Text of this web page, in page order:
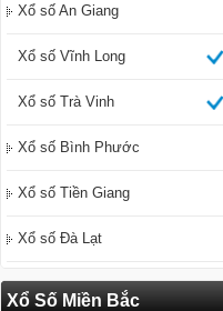
Xổ số An Giang
Xổ số Vĩnh Long
Xổ số Trà Vinh
Xổ số Bình Phước
Xổ số Tiền Giang
Xổ số Đà Lạt
Xổ Số Miền Bắc